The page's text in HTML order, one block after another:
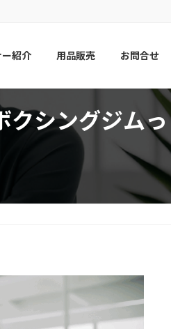
ー紹介 用品販売 お問合せ
クシングジムっ